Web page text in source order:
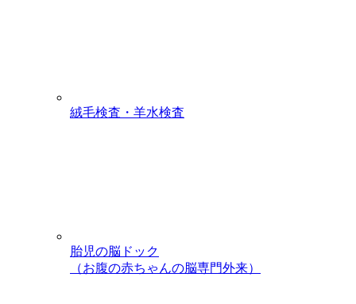
絨毛検査・羊水検査
胎児の脳ドック
（お腹の赤ちゃんの脳専門外来）